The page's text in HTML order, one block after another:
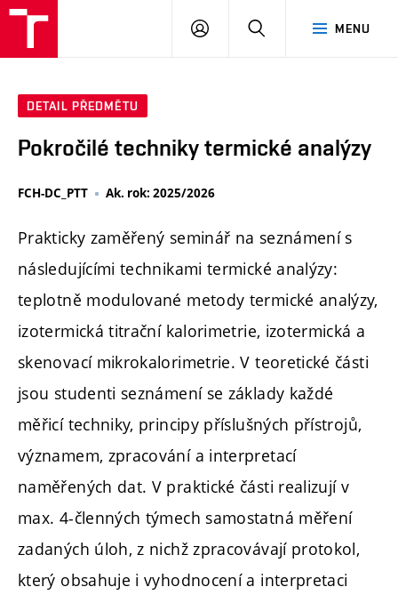
MENU
PŘIHLÁSIT
DETAIL PŘEDMĚTU
Pokročilé techniky termické analýzy
FCH-DC_PTT Ak. rok: 2025/2026
Prakticky zaměřený seminář na seznámení s
následujícími technikami termické analýzy:
teplotně modulované metody termické analýzy,
izotermická titrační kalorimetrie, izotermická a
skenovací mikrokalorimetrie. V teoretické části
jsou studenti seznámení se základy každé
měřicí techniky, principy příslušných přístrojů,
významem, zpracování a interpretací
naměřených dat. V praktické části realizují v
max. 4-členných týmech samostatná měření
zadaných úloh, z nichž zpracovávají protokol,
který obsahuje i vyhodnocení a interpretaci